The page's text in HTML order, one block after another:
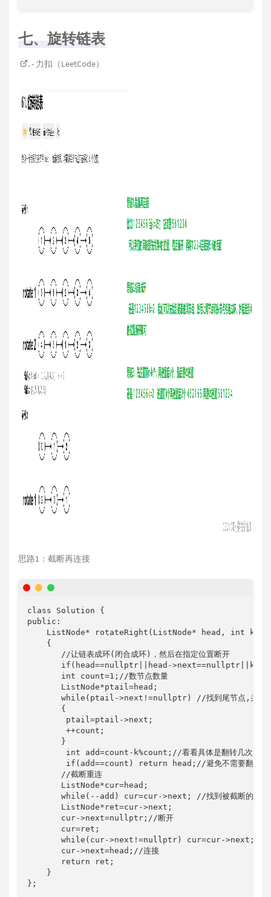
七、旋转链表
. - 力扣（LeetCode）
思路1：截断再连接
class Solution {
public:
    ListNode* rotateRight(ListNode* head, int k)
    {
       //让链表成环(闭合成环)，然后在指定位置断开
if(head==nullptr||head-
       int count=1;//数节点数量
       ListNode*ptail=head;
while(ptail->next!=nullptr) //找到尾节点,并统
       {
        ptail=ptail->next;
        ++count;
       }
        int add=count-k%count;//看看具体是翻转几次
if(add==count) return head;//避免不需要翻转的
       //截断重连
       ListNode*cur=head;
       while(--add) cur=cur->next; //找到被截断的位置
       ListNode*ret=cur->next;
       cur->next=nullptr;//断开
       cur=ret;
while(cur->next!=nullptr) cur=cur->next;//找
       cur->next=head;//连接
       return ret;
    }
};